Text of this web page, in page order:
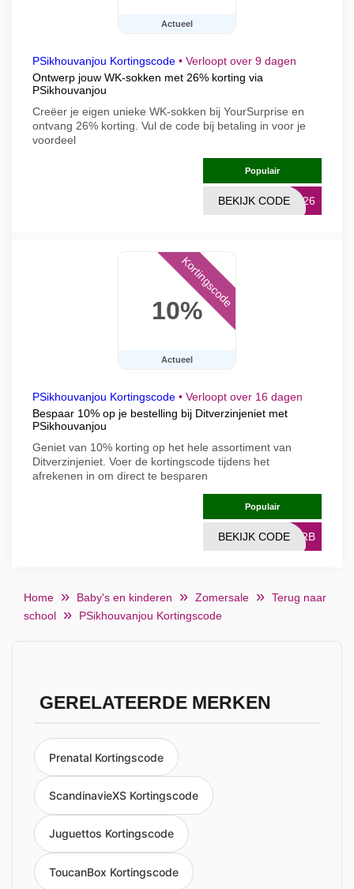
Actueel
PSikhouvanjou Kortingscode • Verloopt over 9 dagen
Ontwerp jouw WK-sokken met 26% korting via
PSikhouvanjou
Creëer je eigen unieke WK-sokken bij YourSurprise en
ontvang 26% korting. Vul de code bij betaling in voor je
voordeel
Populair
KS26
BEKIJK CODE
10%
Actueel
Kortingscode
PSikhouvanjou Kortingscode • Verloopt over 16 dagen
Bespaar 10% op je bestelling bij Ditverzinjeniet met
PSikhouvanjou
Geniet van 10% korting op het hele assortiment van
Ditverzinjeniet. Voer de kortingscode tijdens het
afrekenen in om direct te besparen
Populair
10RB
BEKIJK CODE
Home Baby's en kinderen Zomersale
Terug naar
school
PSikhouvanjou Kortingscode
GERELATEERDE MERKEN
Prenatal Kortingscode
ScandinavieXS Kortingscode
Juguettos Kortingscode
ToucanBox Kortingscode